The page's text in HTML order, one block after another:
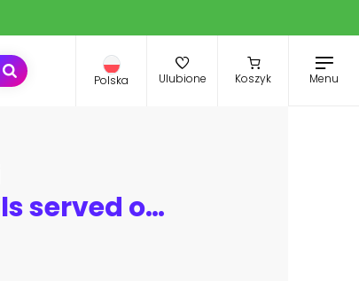
Polska Ulubione Koszyk Menu
Exotic cocktails served on the beach